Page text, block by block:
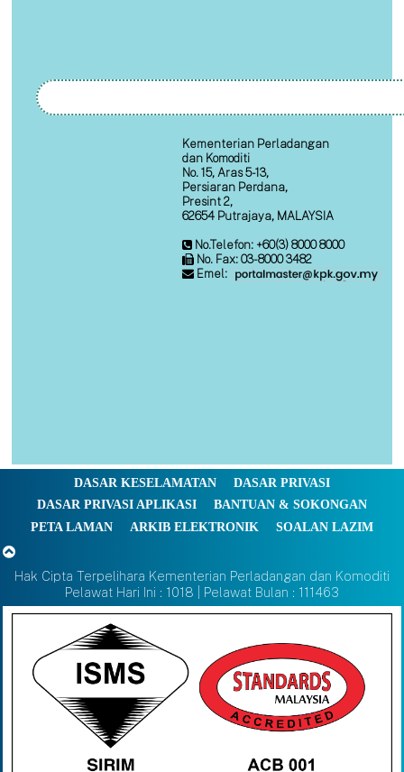
Kementerian Perladangan
dan Komoditi
No. 15, Aras 5-13,
Persiaran Perdana,
Presint 2,
62654 Putrajaya, MALAYSIA
No.Telefon: +60(3) 8000 8000
No. Fax: 03-8000 3482
Emel:
DASAR KESELAMATAN
DASAR PRIVASI
DASAR PRIVASI APLIKASI
BANTUAN & SOKONGAN
PETA LAMAN
ARKIB ELEKTRONIK SOALAN LAZIM
Hak Cipta Terpelihara Kementerian Perladangan dan Komoditi
Pelawat Hari Ini : 1018 | Pelawat Bulan : 111463